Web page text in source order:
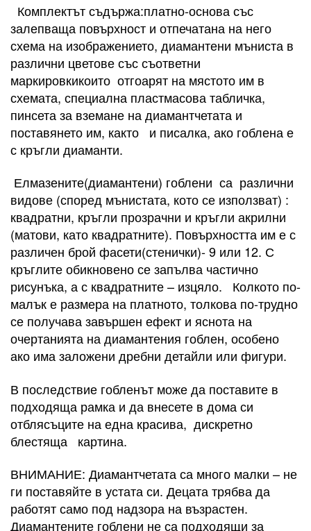
Комплектът съдържа:платно-основа със
залепваща повърхност и отпечатана на него
схема на изображението, диамантени мъниста в
различни цветове със съответни
маркировкикоито отгоарят на мястото им в
схемата, специална пластмасова табличка,
пинсета за вземане на диамантчетата и
поставянето им, както и писалка, ако гоблена е
с кръгли диаманти.
Елмазените(диамантени) гоблени са различни
видове (според мънистата, кото се използват) :
квадратни, кръгли прозрачни и кръгли акрилни
(матови, като квадратните). Повърхността им е с
различен брой фасети(стенички)- 9 или 12. С
кръглите обикновено се запълва частично
рисунъка, а с квадратните – изцяло. Колкото по-
малък е размера на платното, толкова по-трудно
се получава завършен ефект и яснота на
очертанията на диамантения гоблен, особено
ако има заложени дребни детайли или фигури.
В последствие гобленът може да поставите в
подходяща рамка и да внесете в дома си
отблясъците на една красива, дискретно
блестяща картина.
ВНИМАНИЕ: Диамантчетата са много малки – не
ги поставяйте в устата си. Децата трябва да
работят само под надзора на възрастен.
Диамантените гоблени не са подходящи за